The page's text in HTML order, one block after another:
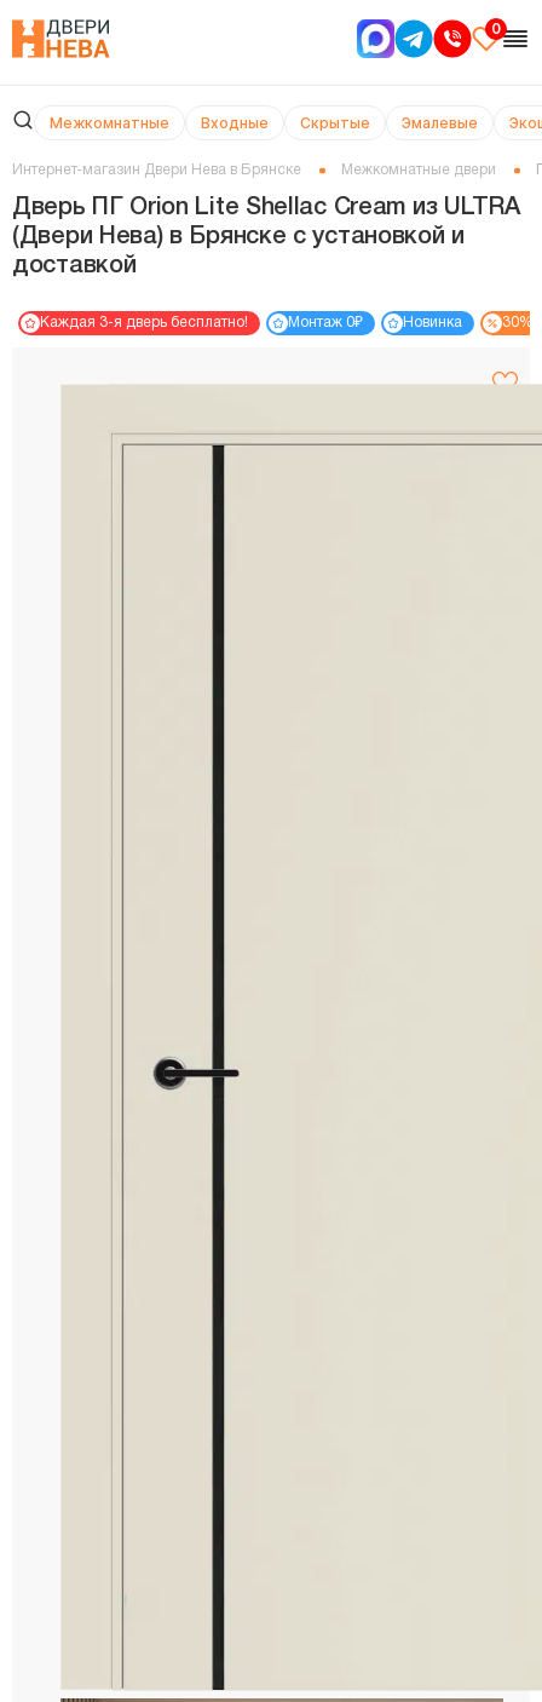
0
Межкомнатные Входные Скрытые Эмалевые
Интернет-магазин Двери Нева в Брянске Межкомнатные двери
Дверь ПГ Orion Lite Shellac Cream из ULTRA
(Двери Нева) в Брянске с установкой и
доставкой
Каждая 3-я дверь бесплатно! Монтаж 0₽ Новинка 30%